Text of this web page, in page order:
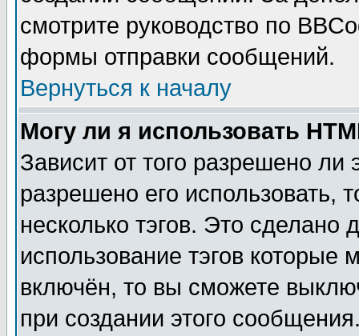
смотрите руководство по
формы отправки сообщений.
Вернуться к началу
Могу ли я использовать
Зависит от того разрешено
разрешено его использовать,
несколько тэгов. Это сделано
использование тэгов
включён, то вы сможете
при создании этого